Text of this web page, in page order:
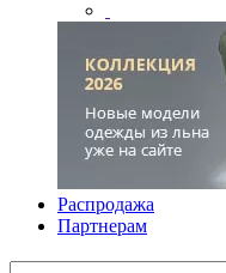
Распродажа
Партнерам